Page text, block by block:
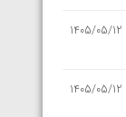
1405/05/12
1405/05/12